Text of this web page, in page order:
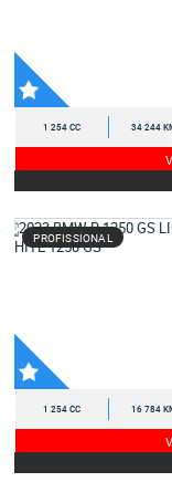
1 254 CC 34 244
PROFISSIONAL
1 254 CC 16 784